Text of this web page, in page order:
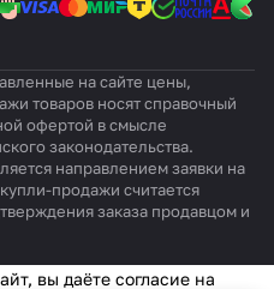
на сайте цены,
товаров носят справочный
офертой в смысле
законодательства.
направлением заявки на
продажи считается
заказа продавцом и
вы даёте согласие на